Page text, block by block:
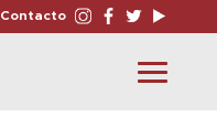
Contacto
Toggle
navigation